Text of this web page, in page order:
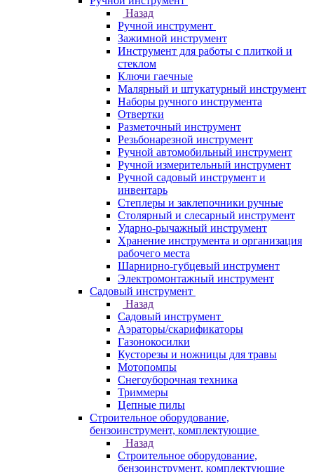
Назад
Ручной инструмент
Зажимной инструмент
Инструмент для работы с плиткой и
стеклом
Ключи гаечные
Малярный и штукатурный инструмент
Наборы ручного инструмента
Отвертки
Разметочный инструмент
Резьбонарезной инструмент
Ручной автомобильный инструмент
Ручной измерительный инструмент
Ручной садовый инструмент и
инвентарь
Степлеры и заклепочники ручные
Столярный и слесарный инструмент
Ударно-рычажный инструмент
Хранение инструмента и организация
рабочего места
Шарнирно-губцевый инструмент
Электромонтажный инструмент
Садовый инструмент
Назад
Садовый инструмент
Аэраторы/скарификаторы
Газонокосилки
Кусторезы и ножницы для травы
Мотопомпы
Снегоуборочная техника
Триммеры
Цепные пилы
Строительное оборудование,
бензоинструмент, комплектующие
Назад
Строительное оборудование,
бензоинструмент, комплектующие